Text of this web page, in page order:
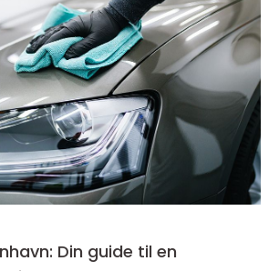
Din guide til en